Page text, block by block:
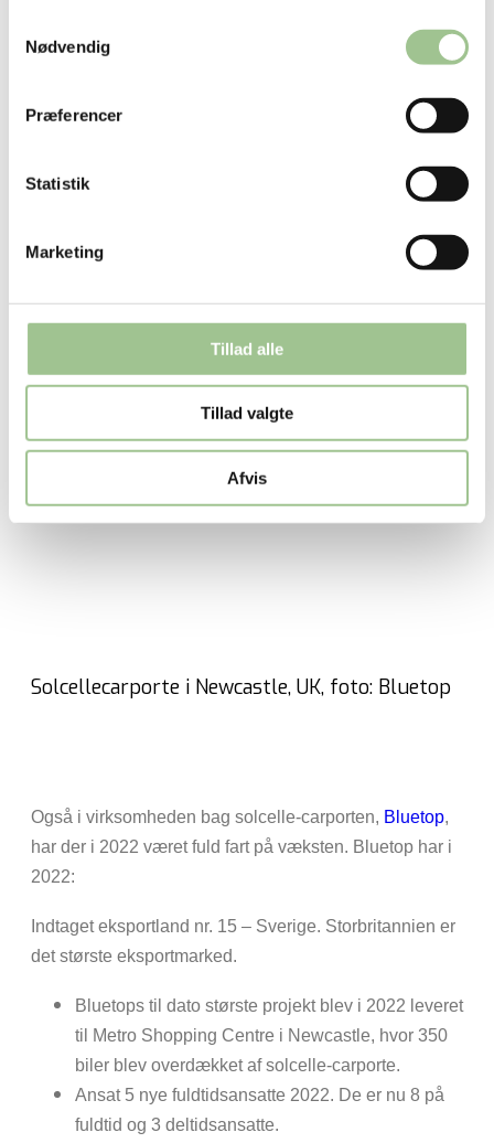
Nødvendig
Præferencer
Statistik
Marketing
Tillad alle
Tillad valgte
Afvis
Solcellecarporte i Newcastle, UK, foto: Bluetop
Også i virksomheden bag solcelle-carporten, Bluetop,
har der i 2022 været fuld fart på væksten. Bluetop har i
2022:
Indtaget eksportland nr. 15 – Sverige. Storbritannien er
det største eksportmarked.
Bluetops til dato største projekt blev i 2022 leveret
til Metro Shopping Centre i Newcastle, hvor 350
biler blev overdækket af solcelle-carporte.
Ansat 5 nye fuldtidsansatte 2022. De er nu 8 på
fuldtid og 3 deltidsansatte.